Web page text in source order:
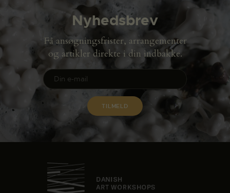
Nyhedsbrev
Få ansøgningsfrister, arrangementer
og artikler direkte i din indbakke.